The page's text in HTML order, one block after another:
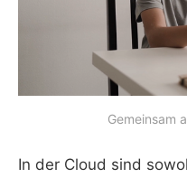
Gemeinsam
In der Cloud sind